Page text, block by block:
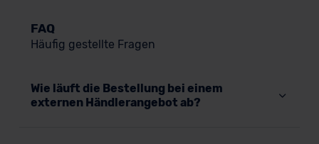
FAQ
Häufig gestellte Fragen
Wie läuft die Bestellung bei einem
externen Händlerangebot ab?